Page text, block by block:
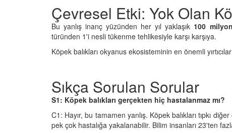
Çevresel Etki: Yok Olan
Bu yanlış inanç yüzünden her yıl yaklaşık 100
türünden 1'i nesli tükenme tehlikesiyle karşı karşıya.
Köpek balıkları okyanus ekosisteminin en önemli
Sıkça Sorulan Sorular
S1: Köpek balıkları gerçekten hiç hastalanmaz mı?
C1: Hayır, bu tamamen yanlış. Köpek balıkları tıpkı
pek çok hastalığa yakalanabilir. Bilim insanları 23'ten